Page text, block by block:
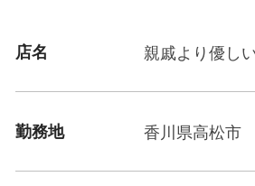
エステマッサージのみご希望の
店名 親戚より優し
勤務地 香川県高松市